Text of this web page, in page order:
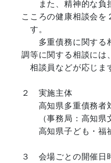
また、精神的な負担
こころの健康相談会を
す。
多重債務に関する相
調等に関する相談には
相談員などが応じま
２　実施主体
高知県多重債務者
（事務局：高知県文
高知県子ども・福
３　会場ごとの開催